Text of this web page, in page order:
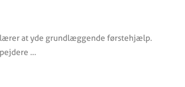
lærer at yde grundlæggende førstehjælp.
…